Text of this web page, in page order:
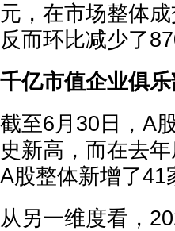
元，在市场整体
反而环比减少了
千亿市值企业俱
截至6月30日，A
史新高，而在去
A股整体新增了41
从另一维度看，